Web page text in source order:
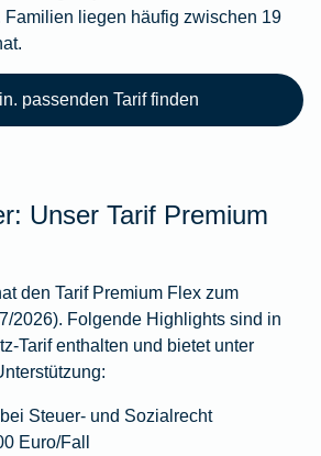
Familien liegen häufig zwischen 19
passenden Tarif finden
Unser Tarif Premium
den Tarif Premium Flex zum
2026). Folgende Highlights sind in
Tarif enthalten und bietet unter
Steuer- und Sozialrecht
Euro/Fall